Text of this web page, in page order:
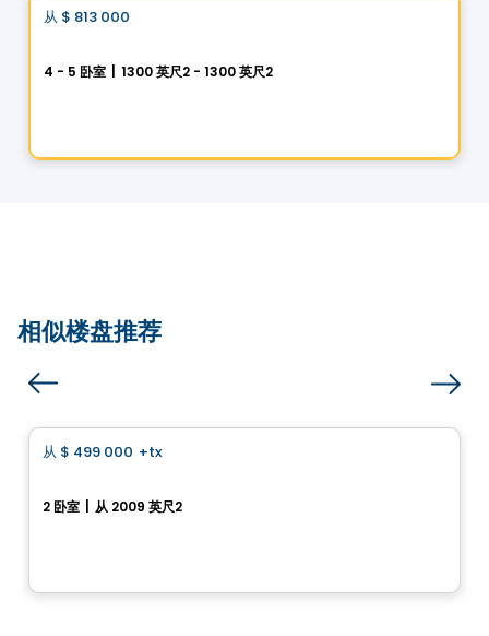
从 $ 813 000
4 - 5 卧室 1300 英尺2 - 1300 英尺2
相似楼盘推荐
从 $ 499 000 +tx
2 卧室 从 2009 英尺2